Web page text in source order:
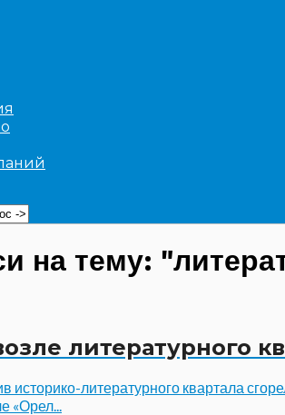
на тему:
литературного
историко-литературного квартала
«Орел...